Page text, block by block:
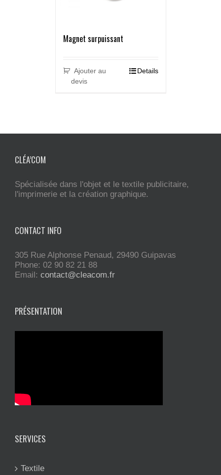
Magnet surpuissant
Ajouter au
devis
Details
CLÉA’COM
Spécialisée dans l'objet et le textile publicitaire,
l'imprimerie et la création graphique.
CONTACT INFO
305 Rue Alphonse Penaud, 29490 Guipavas
Phone: 02 90 82 21 88
Email: contact@cleacom.fr
PRÉSENTATION
SERVICES
Textile